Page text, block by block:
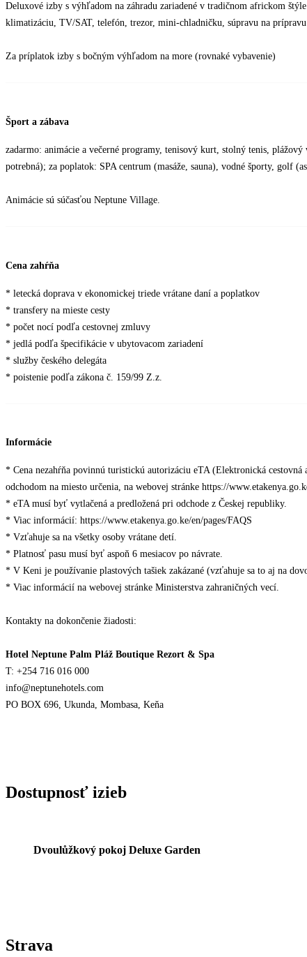
Deluxové izby s výhľadom na záhradu zariadené v tradičnom africkom
klimatizáciu, TV/SAT, telefón, trezor, mini-chladničku, súpravu na
Za príplatok izby s bočným výhľadom na more (rovnaké vybavenie)
Šport a zábava
zadarmo: animácie a večerné programy, tenisový kurt, stolný tenis,
potrebná); za poplatok: SPA centrum (masáže, sauna), vodné športy, golf
Animácie sú súčasťou Neptune Village.
Cena zahŕňa
* letecká doprava v ekonomickej triede vrátane daní a poplatkov
* transfery na mieste cesty
* počet nocí podľa cestovnej zmluvy
* jedlá podľa špecifikácie v ubytovacom zariadení
* služby českého delegáta
* poistenie podľa zákona č. 159/99 Z.z.
Informácie
* Cena nezahŕňa povinnú turistickú autorizáciu eTA (Elektronická
odchodom na miesto určenia, na webovej stránke https://
* eTA musí byť vytlačená a predložená pri odchode z Českej republiky.
* Viac informácií: https://www.etakenya.go.ke/en/pages/FAQS
* Vzťahuje sa na všetky osoby vrátane detí.
* Platnosť pasu musí byť aspoň 6 mesiacov po návrate.
* V Keni je používanie plastových tašiek zakázané (vzťahuje sa to aj na
* Viac informácií na webovej stránke Ministerstva zahraničných vecí.
Kontakty na dokončenie žiadosti:
Hotel Neptune Palm Pláž Boutique Rezort & Spa
T: +254 716 016 000
info@neptunehotels.com
PO BOX 696, Ukunda, Mombasa, Keňa
Dostupnosť izieb
Dvoulůžkový pokoj Deluxe Garden
Strava